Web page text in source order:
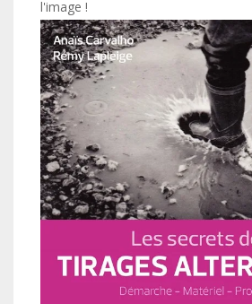
l'image !